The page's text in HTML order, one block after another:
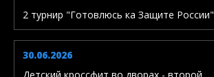
2 турнир "Готовлюсь ка Защите России"
30.06.2026